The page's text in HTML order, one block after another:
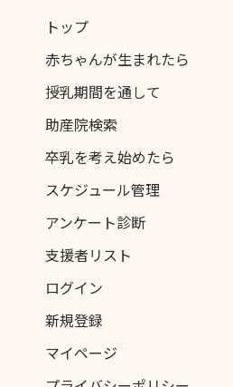
トップ
赤ちゃんが生まれたら
授乳期間を通して
助産院検索
卒乳を考え始めたら
スケジュール管理
アンケート診断
支援者リスト
ログイン
新規登録
マイページ